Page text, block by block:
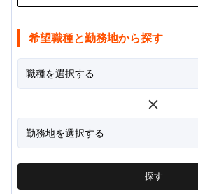
希望職種と勤務地から探す
探す